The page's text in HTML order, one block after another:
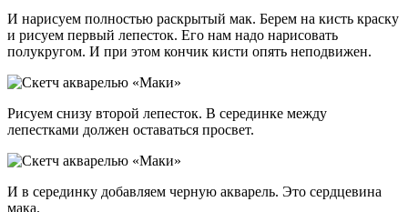
И нарисуем полностью раскрытый мак. Берем на кисть краску
и рисуем первый лепесток. Его нам надо нарисовать
полукругом. И при этом кончик кисти опять неподвижен.
Рисуем снизу второй лепесток. В серединке между
лепестками должен оставаться просвет.
И в серединку добавляем черную акварель. Это сердцевина
мака.